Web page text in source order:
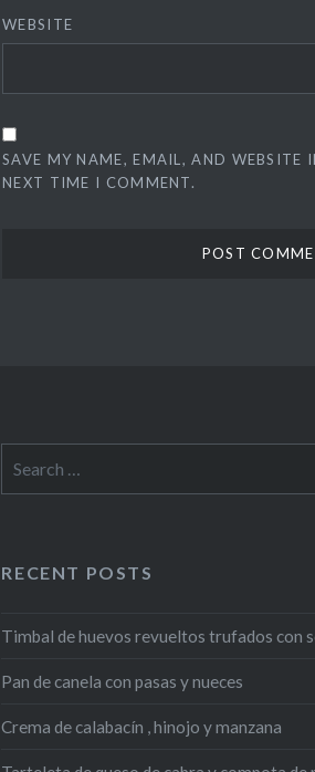
WEBSITE
SAVE MY NAME, EMAIL, AND WEBSITE
NEXT TIME I COMMENT.
for:
RECENT POSTS
Timbal de huevos revueltos trufados con
Pan de canela con pasas y nueces
Crema de calabacín , hinojo y manzana